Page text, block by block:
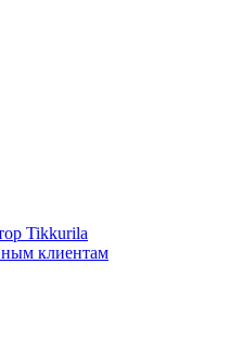
Tikkurila
клиентам